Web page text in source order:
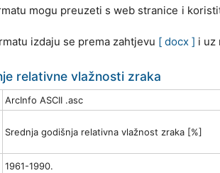
mogu preuzeti s web stranice i
izdaju se prema zahtjevu [ docx ] i uz
relativne vlažnosti zraka
ArcInfo ASCII .asc
Srednja godišnja relativna vlažnost zraka [%]
1961-1990.